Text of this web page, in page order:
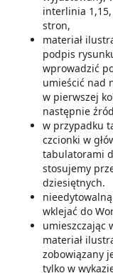
interlinia
stron,
materiał
podpis
wprowadzić
umieścić nad
w pierwszej
następnie
w przypadku
czcionki w
tabulatorami
stosujemy
dziesiętnych.
wklejać do
umieszczając
materiał
zobowiązany
tylko w